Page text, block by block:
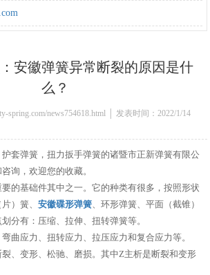
安徽弹簧异常断裂的原因是什
么？
spring.com/news754618.html │ 发表时间：2022/1/14
护套弹簧，扭力扳手弹簧的诸暨市正新弹簧有限公
询，欢迎您的收藏。
的基础件其中之一。它的种类有很多，按照形状
片）簧、安徽碟形弹簧、环形弹簧、平面（截锥）
分有：压缩、拉伸、扭转弹簧等。
曲应力、扭转应力、拉压应力和复合应力等。
、变形、松驰、磨损。其中Z主析是断裂和变形